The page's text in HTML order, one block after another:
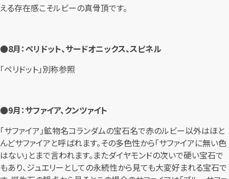
える存在感こそルビーの真骨頂です。
●8月：ペリドット、サードオニックス、スピネル
「ペリドット」別称参照
●9月：サファイア、クンツァイト
「サファイア」鉱物名コランダムの宝石名で赤のルビー以外はほと
んどサファイアと呼ばれます。その多色性から「サファイアに無い色
はない」とまで言われます。またダイヤモンドの次いで硬い宝石で
もあり、ジュエリーとしての永続性から見ても大変好まれる宝石で